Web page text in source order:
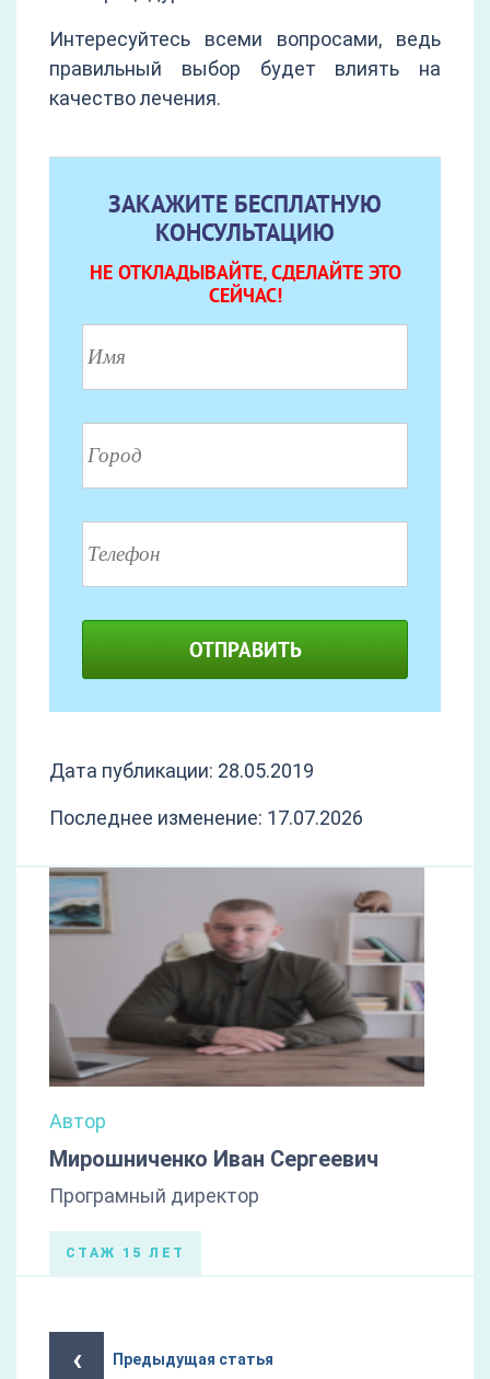
Интересуйтесь всеми вопросами, ведь
правильный выбор будет влиять на
качество лечения.
ЗАКАЖИТЕ БЕСПЛАТНУЮ
КОНСУЛЬТАЦИЮ
НЕ ОТКЛАДЫВАЙТЕ, СДЕЛАЙТЕ ЭТО
СЕЙЧАС!
ОТПРАВИТЬ
Дата публикации: 28.05.2019
Последнее изменение: 17.07.2026
Автор
Мирошниченко Иван Сергеевич
Програмный директор
СТАЖ 15 ЛЕТ
‹ Предыдущая статья